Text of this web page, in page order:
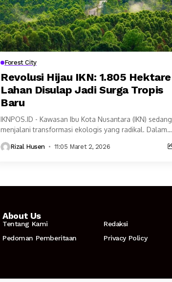
Forest City
Revolusi Hijau IKN: 1.805 Hektare
Lahan Disulap Jadi Surga Tropis
Baru
IKNPOS.ID - Kawasan Ibu Kota Nusantara (IKN) sedang
menjalani transformasi ekologis yang radikal. Dalam
(28/02/2026), Menteri Kehutanan...
Rizal Husen 11:05 Maret 2, 2026
About Us
Tentang Kami
Redaksi
Pedoman Pemberitaan
Privacy Policy